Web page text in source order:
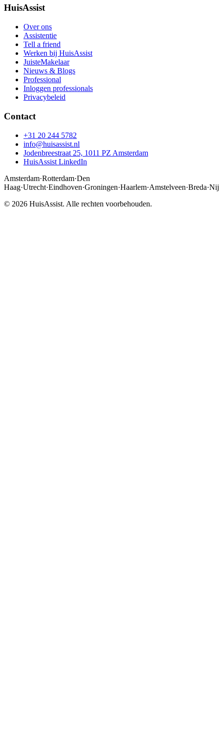
HuisAssist
Over ons
Assistentie
Tell a friend
Werken bij HuisAssist
JuisteMakelaar
Nieuws & Blogs
Professional
Inloggen professionals
Privacybeleid
Contact
+31 20 244 5782
info@huisassist.nl
Jodenbreestraat 25, 1011 PZ Amsterdam
HuisAssist LinkedIn
Amsterdam·Rotterdam·Den
Haag·Utrecht·Eindhoven·Groningen·Haarlem·Amstelveen·Breda·
© 2026 HuisAssist. Alle rechten voorbehouden.